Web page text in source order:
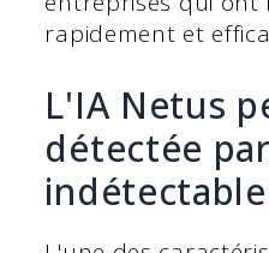
rapidement et
L'IA Netus
détectée